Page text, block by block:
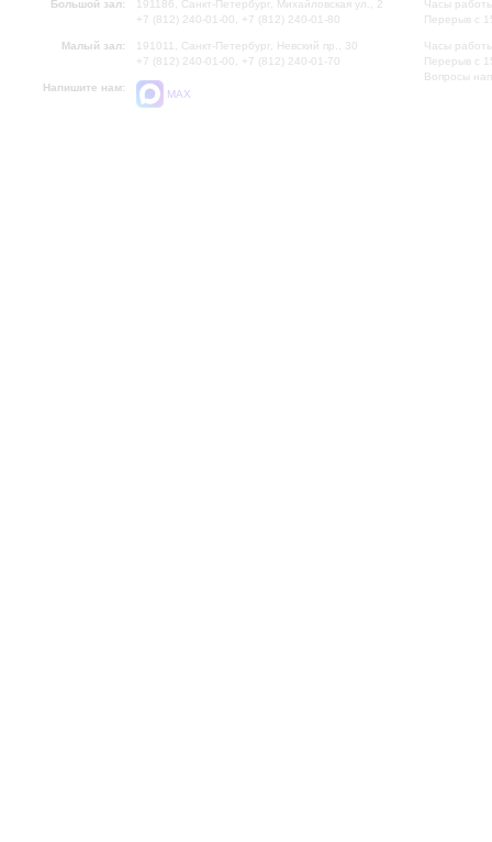
Большой зал:
191186, Санкт-Петербург, Михайловская ул., 2
+7 (812) 240-01-00, +7 (812) 240-01-80
Малый зал:
191011, Санкт-Петербург, Невский пр., 30
+7 (812) 240-01-00, +7 (812) 240-01-70
Напишите нам:
MAX
Часы
Перерыв с
Часы
Перерыв с
Вопросы